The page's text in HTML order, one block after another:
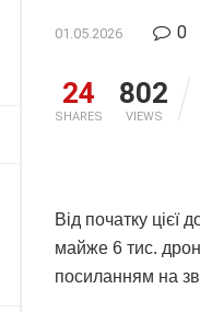
01.05.2026 0
24
SHARES
802
VIEWS
Від початку цієї
майже 6 тис.
посиланням на